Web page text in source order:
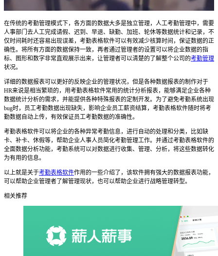
在传统的考勤管理模式下，各方面的数据大多是独立管理，人工考勤管理中，需要
人事部门去人工完成请假、迟到、早退、缺勤、加班、轮休等数据统计和记录，不
仅时间耗时还容易出现误差， 考勤表格软件可以有效减少核算时间，保证数据的正
确性。将所有方面的数据保持一致，再者通过管理者的设置可以将企业数据的指
标、图形和数字非常直观展示出来，让管理者可以清楚的了解整个公司的考勤管理
状况。
详细的数据报表可以更好的反映企业的管理状况，但是各种数据报表的制作对于
HR来说是相当繁琐的，用考勤表格软件常用的统计分析报表，能够满足企业各种
数据统计分析的需求，并能提供各种特殊报表的定制开发。为了避免考勤系统出现
bug时，员工考勤数据出现缺失，影响企业员工薪资结算， 考勤表格软件随时将考
勤数据自动上传，有效保证员工考勤数据的准确性。
考勤表格软件可以将企业的各种异常考勤信息，进行自动的处理和分类，比如缺
卡、补卡、休假等，帮助企业人事人员简化考勤管理工作。并通过考勤表格软件的
全面数据分析功能，考勤系统可以对数据进行收集、管理、分析，将这些数据转化
为有用的信息。
以上就是关于考勤表格软件作用的一些介绍了，该软件拥有强大的数据报表功能，
可以帮助企业管理者了解管理现状，也可以帮助企业进行战略管理转型。
相关推荐